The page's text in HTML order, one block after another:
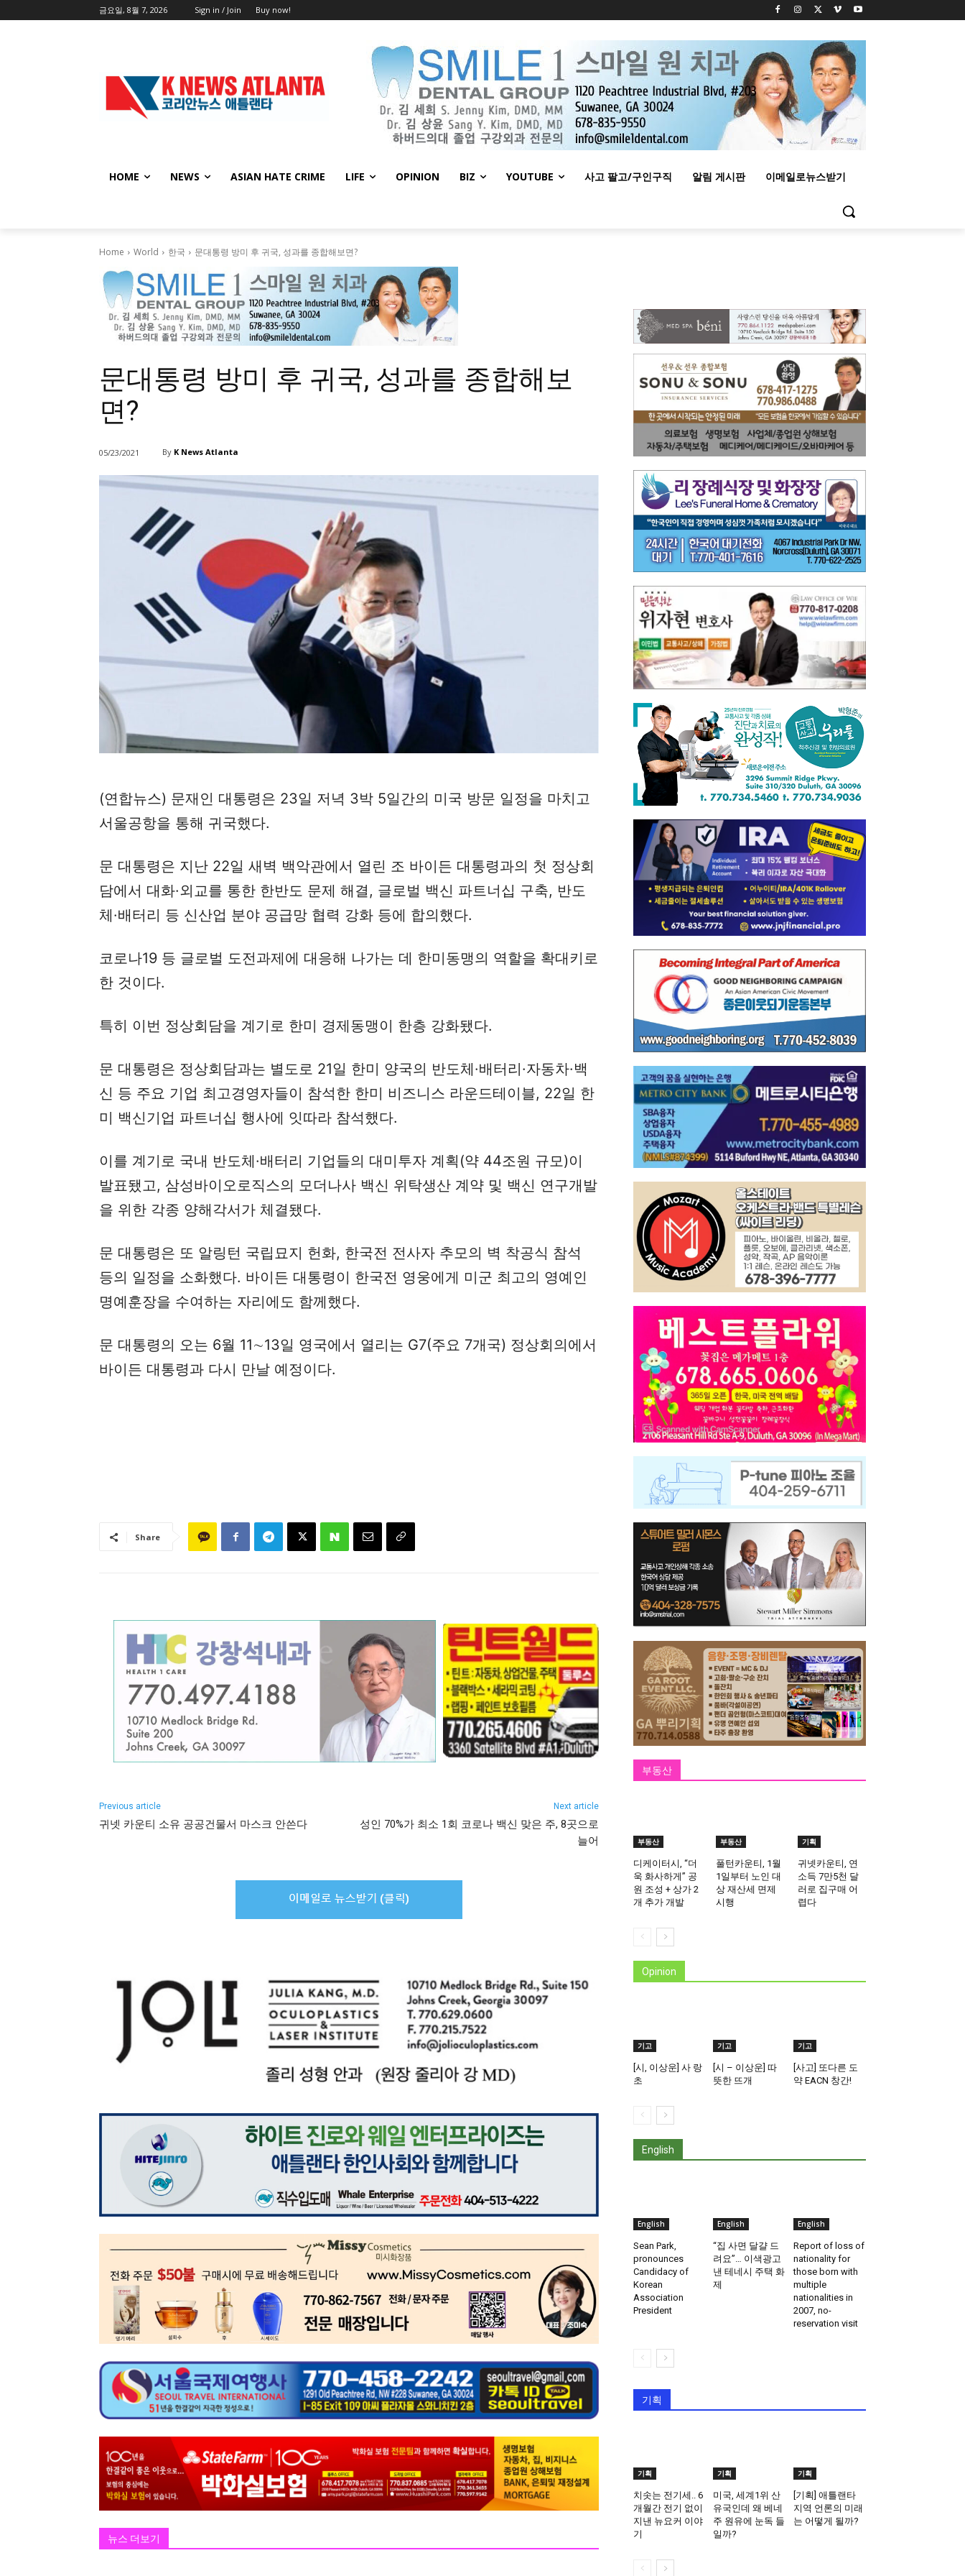
금요일, 8월 7, 2026 Sign in / Join Buy now!
HOME NEWS ASIAN HATE CRIME LIFE OPINION BIZ YOUTUBE 사고 팔고/구인구직 알림 게시판 이메일로뉴스받기
Home World 한국 문대통령 방미 후 귀국, 성과를 종합해보면?
문대통령 방미 후 귀국, 성과를 종합해보
면?
05/23/2021 By K News Atlanta
(연합뉴스) 문재인 대통령은 23일 저녁 3박 5일간의 미국 방문 일정을 마치고
서울공항을 통해 귀국했다.
문 대통령은 지난 22일 새벽 백악관에서 열린 조 바이든 대통령과의 첫 정상회
담에서 대화·외교를 통한 한반도 문제 해결, 글로벌 백신 파트너십 구축, 반도
체·배터리 등 신산업 분야 공급망 협력 강화 등에 합의했다.
코로나19 등 글로벌 도전과제에 대응해 나가는 데 한미동맹의 역할을 확대키로
한 것이다.
특히 이번 정상회담을 계기로 한미 경제동맹이 한층 강화됐다.
문 대통령은 정상회담과는 별도로 21일 한미 양국의 반도체·배터리·자동차·백
신 등 주요 기업 최고경영자들이 참석한 한미 비즈니스 라운드테이블, 22일 한
미 백신기업 파트너십 행사에 잇따라 참석했다.
이를 계기로 국내 반도체·배터리 기업들의 대미투자 계획(약 44조원 규모)이
발표됐고, 삼성바이오로직스의 모더나사 백신 위탁생산 계약 및 백신 연구개발
을 위한 각종 양해각서가 체결됐다.
문 대통령은 또 알링턴 국립묘지 헌화, 한국전 전사자 추모의 벽 착공식 참석
등의 일정을 소화했다. 바이든 대통령이 한국전 영웅에게 미군 최고의 영예인
명예훈장을 수여하는 자리에도 함께했다.
문 대통령의 오는 6월 11∼13일 영국에서 열리는 G7(주요 7개국) 정상회의에서
바이든 대통령과 다시 만날 예정이다.
Share
Previous article
귀넷 카운티 소유 공공건물서 마스크 안쓴다
Next article
성인 70%가 최소 1회 코로나 백신 맞은 주, 8곳으로
늘어
뉴스 더보기
부동산
부동산
디케이터시, “더
욱 화사하게” 공
원 조성 + 상가 2
개 추가 개발
부동산
풀턴카운티, 1월
1일부터 노인 대
상 재산세 면제
시행
기획
귀넷카운티, 연
소득 7만5천 달
러로 집구매 어
렵다
Opinion
기고
[시, 이상운] 사 랑
초
기고
[시 – 이상운] 따
뜻한 뜨개
기고
[사고] 또다른 도
약 EACN 창간!
English
English
Sean Park,
pronounces
Candidacy of
Korean
Association
President
English
“집 사면 달걀 드
려요”… 이색광고
낸 테네시 주택 화
제
English
Report of loss of
nationality for
those born with
multiple
nationalities in
2007, no-
reservation visit
기획
기획
치솟는 전기세.. 6
개월간 전기 없이
지낸 뉴요커 이야
기
기획
미국, 세계1위 산
유국인데 왜 베네
주 원유에 눈독 들
일까?
기획
[기획] 애틀랜타
지역 언론의 미래
는 어떻게 될까?